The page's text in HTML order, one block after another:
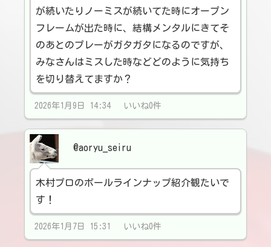
が続いたりノーミスが続いてた時にオープン
フレームが出た時に、結構メンタルにきてそ
のあとのプレーがガタガタになるのですが、
みなさんはミスした時などどのように気持ち
を切り替えてますか？
2026年1月9日 14:34 いいね0件
@aoryu_seiru
木村プロのボールラインナップ紹介観たいで
す！
2026年1月7日 15:31 いいね0件